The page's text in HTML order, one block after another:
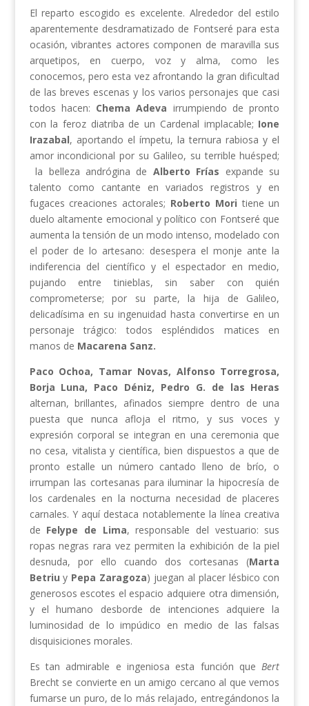
El reparto escogido es excelente. Alrededor del estilo
aparentemente desdramatizado de Fontseré para esta
ocasión, vibrantes actores componen de maravilla sus
arquetipos, en cuerpo, voz y alma, como les
conocemos, pero esta vez afrontando la gran dificultad
de las breves escenas y los varios personajes que casi
todos hacen: Chema Adeva irrumpiendo de pronto
con la feroz diatriba de un Cardenal implacable; Ione
Irazabal, aportando el ímpetu, la ternura rabiosa y el
amor incondicional por su Galileo, su terrible huésped;
la belleza andrógina de Alberto Frías expande su
talento como cantante en variados registros y en
fugaces creaciones actorales; Roberto Mori tiene un
duelo altamente emocional y político con Fontseré que
aumenta la tensión de un modo intenso, modelado con
el poder de lo artesano: desespera el monje ante la
indiferencia del científico y el espectador en medio,
pujando entre tinieblas, sin saber con quién
comprometerse; por su parte, la hija de Galileo,
delicadísima en su ingenuidad hasta convertirse en un
personaje trágico: todos espléndidos matices en
manos de Macarena Sanz.
Paco Ochoa, Tamar Novas, Alfonso Torregrosa,
Borja Luna, Paco Déniz, Pedro G. de las Heras
alternan, brillantes, afinados siempre dentro de una
puesta que nunca afloja el ritmo, y sus voces y
expresión corporal se integran en una ceremonia que
no cesa, vitalista y científica, bien dispuestos a que de
pronto estalle un número cantado lleno de brío, o
irrumpan las cortesanas para iluminar la hipocresía de
los cardenales en la nocturna necesidad de placeres
carnales. Y aquí destaca notablemente la línea creativa
de Felype de Lima, responsable del vestuario: sus
ropas negras rara vez permiten la exhibición de la piel
desnuda, por ello cuando dos cortesanas (Marta
Betriu y Pepa Zaragoza) juegan al placer lésbico con
generosos escotes el espacio adquiere otra dimensión,
y el humano desborde de intenciones adquiere la
luminosidad de lo impúdico en medio de las falsas
disquisiciones morales.
Es tan admirable e ingeniosa esta función queBert
Brecht se convierte en un amigo cercano al que vemos
fumarse un puro, de lo más relajado, entregándonos la